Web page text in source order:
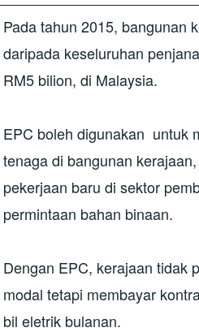
Pada tahun 2015, bangunan
daripada keseluruhan
RM5 bilion, di Malaysia.
EPC boleh digunakan untuk
tenaga di bangunan
pekerjaan baru di sektor
permintaan bahan binaan.
Dengan EPC, kerajaan tidak
modal tetapi membayar
bil eletrik bulanan.